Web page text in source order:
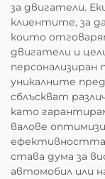
за двигатели.
клиентите, за
които
двигатели и
персонализиран
уникалните
сблъскват
като
валове
ефективността
става дума за
автомобил или